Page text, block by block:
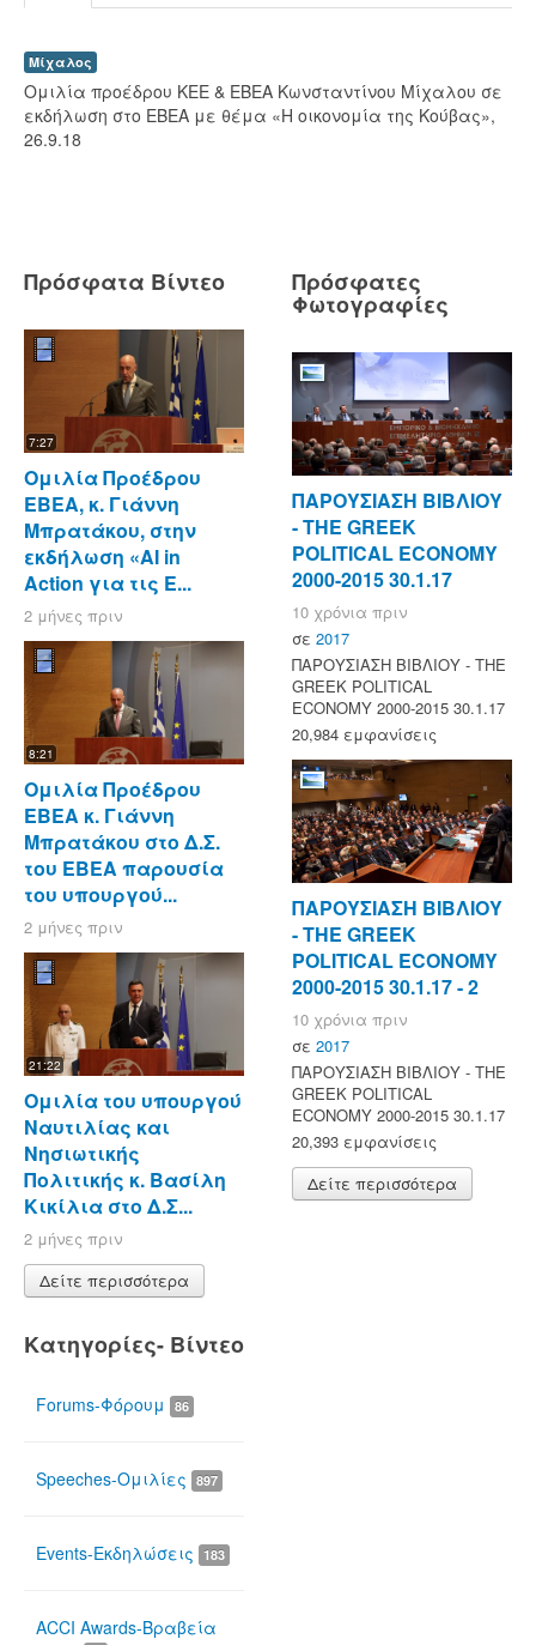
Μίχαλος
Ομιλία προέδρου ΚΕΕ & ΕΒΕΑ Κωνσταντίνου Μίχαλου σε
εκδήλωση στο ΕΒΕΑ με θέμα «Η οικονομία της Κούβας»,
26.9.18
Πρόσφατα Βίντεο
7:27
Ομιλία Προέδρου
ΕΒΕΑ, κ. Γιάννη
Μπρατάκου, στην
εκδήλωση «AI in
Action για τις Ε...
2 μήνες πριν
8:21
Ομιλία Προέδρου
ΕΒΕΑ κ. Γιάννη
Μπρατάκου στο Δ.Σ.
του ΕΒΕΑ παρουσία
του υπουργού...
2 μήνες πριν
21:22
Ομιλία του υπουργού
Ναυτιλίας και
Νησιωτικής
Πολιτικής κ. Βασίλη
Κικίλια στο Δ.Σ...
2 μήνες πριν
Δείτε περισσότερα
Κατηγορίες- Βίντεο
Forums-Φόρουμ 86
Speeches-Ομιλίες 897
Events-Εκδηλώσεις 183
ACCI Awards-Βραβεία
Πρόσφατες
Φωτογραφίες
ΠΑΡΟΥΣΙΑΣΗ ΒΙΒΛΙΟΥ
- ΤΗΕ GREEK
POLITICAL ECONOMY
2000-2015 30.1.17
10 χρόνια πριν
σε 2017
ΠΑΡΟΥΣΙΑΣΗ ΒΙΒΛΙΟΥ - ΤΗΕ
GREEK POLITICAL
ECONOMY 2000-2015 30.1.17
20,984 εμφανίσεις
ΠΑΡΟΥΣΙΑΣΗ ΒΙΒΛΙΟΥ
- ΤΗΕ GREEK
POLITICAL ECONOMY
2000-2015 30.1.17 - 2
10 χρόνια πριν
σε 2017
ΠΑΡΟΥΣΙΑΣΗ ΒΙΒΛΙΟΥ - ΤΗΕ
GREEK POLITICAL
ECONOMY 2000-2015 30.1.17
20,393 εμφανίσεις
Δείτε περισσότερα